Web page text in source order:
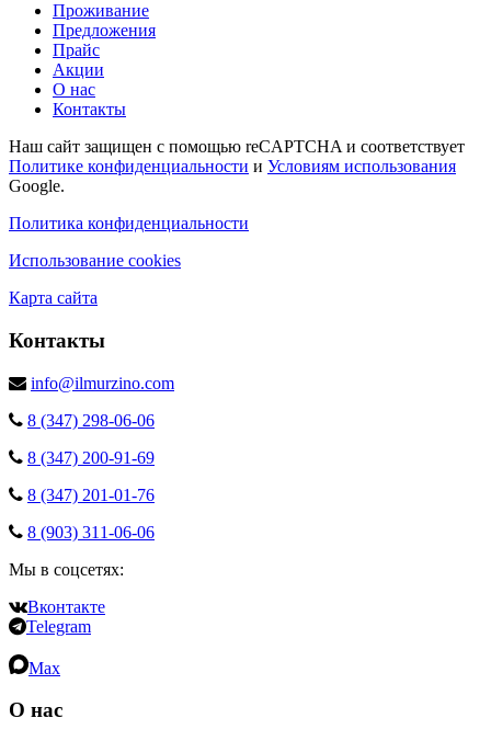
Проживание
Предложения
Прайс
Акции
О нас
Контакты
Наш сайт защищен с помощью reCAPTCHA и соответствует
Политике конфиденциальности и Условиям использования
Google.
Политика конфиденциальности
Использование cookies
Карта сайта
Контакты
info@ilmurzino.com
8 (347) 298‑06‑06
8 (347) 200‑91‑69
8 (347) 201‑01‑76
8 (903) 311‑06‑06
Мы в соцсетях:
Вконтакте
Telegram
Max
О нас